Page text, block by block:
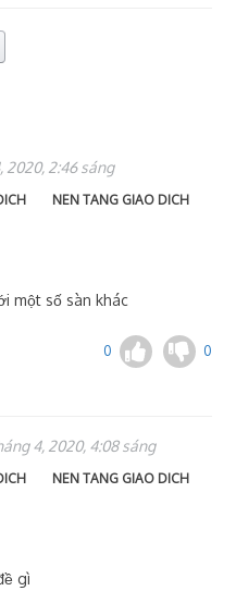
2020, 2:46 sáng
NEN TANG GIAO DICH
một số sàn khác
0 0
4, 2020, 4:08 sáng
NEN TANG GIAO DICH
gì